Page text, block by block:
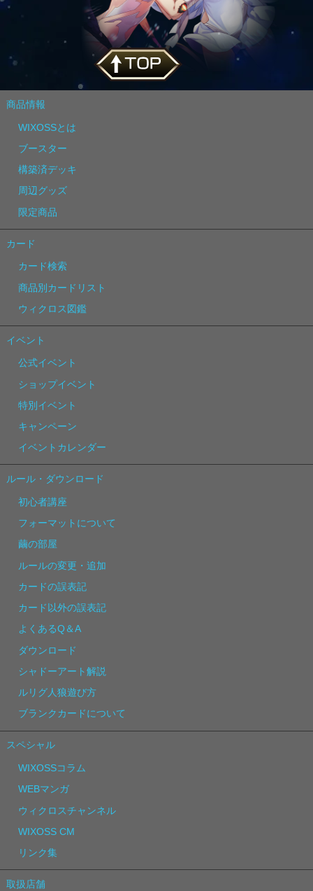
商品情報
WIXOSSとは
ブースター
構築済デッキ
周辺グッズ
限定商品
カード
カード検索
商品別カードリスト
ウィクロス図鑑
イベント
公式イベント
ショップイベント
特別イベント
キャンペーン
イベントカレンダー
ルール・ダウンロード
初心者講座
フォーマットについて
繭の部屋
ルールの変更・追加
カードの誤表記
カード以外の誤表記
よくあるQ＆A
ダウンロード
シャドーアート解説
ルリグ人狼遊び方
ブランクカードについて
スペシャル
WIXOSSコラム
WEBマンガ
ウィクロスチャンネル
WIXOSS CM
リンク集
取扱店舗